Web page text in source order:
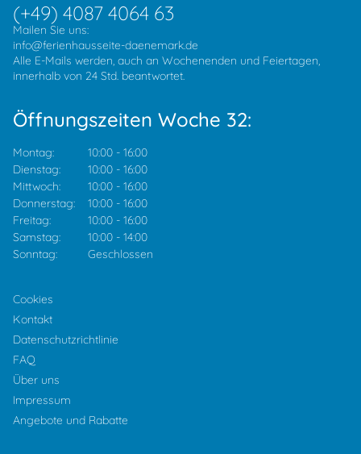
(+49) 4087 4064 63
Mailen Sie uns:
info@ferienhausseite-daenemark.de
Alle E-Mails werden, auch an Wochenenden und Feiertagen,
innerhalb von 24 Std. beantwortet.
Öffnungszeiten Woche 32:
Montag: 10:00 - 16:00
Dienstag:
10:00 - 16:00
Mittwoch:
10:00 - 16:00
Donnerstag:
10:00 - 16:00
Freitag:
10:00 - 16:00
Samstag:
10:00 - 14:00
Sonntag:
Geschlossen
Cookies
Kontakt
Datenschutzrichtlinie
FAQ
Über uns
Impressum
Angebote und Rabatte